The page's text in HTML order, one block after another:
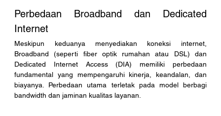
Perbedaan Broadband dan Dedicated
Internet
Meskipun keduanya menyediakan koneksi internet,
Broadband (seperti fiber optik rumahan atau DSL) dan
Dedicated Internet Access (DIA) memiliki perbedaan
fundamental yang mempengaruhi kinerja, keandalan, dan
biayanya. Perbedaan utama terletak pada model berbagi
bandwidth dan jaminan kualitas layanan.